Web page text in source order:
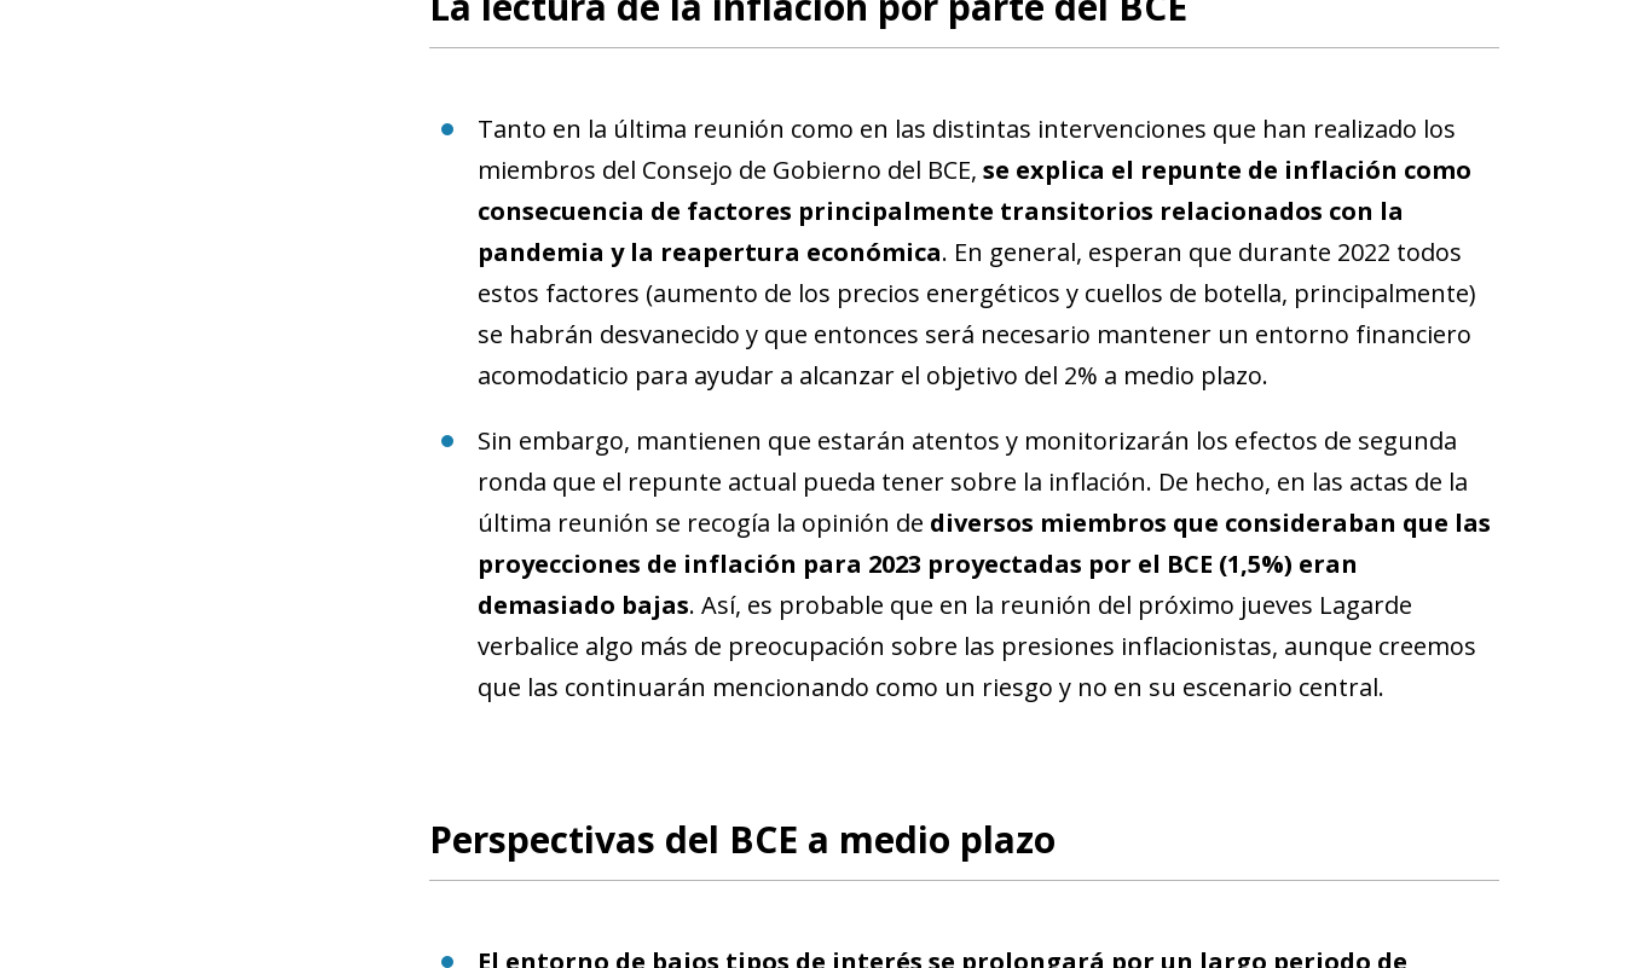
Tanto en la última reunión como en las distintas intervenciones que han realizado los
miembros del Consejo de Gobierno del BCE, se explica el repunte de inflación como
consecuencia de factores principalmente transitorios relacionados con la
pandemia y la reapertura económica. En general, esperan que durante 2022 todos
estos factores (aumento de los precios energéticos y cuellos de botella, principalmente)
se habrán desvanecido y que entonces será necesario mantener un entorno financiero
acomodaticio para ayudar a alcanzar el objetivo del 2% a medio plazo.
Sin embargo, mantienen que estarán atentos y monitorizarán los efectos de segunda
ronda que el repunte actual pueda tener sobre la inflación. De hecho, en las actas de la
última reunión se recogía la opinión de diversos miembros que consideraban que las
proyecciones de inflación para 2023 proyectadas por el BCE (1,5%) eran
demasiado bajas. Así, es probable que en la reunión del próximo jueves Lagarde
verbalice algo más de preocupación sobre las presiones inflacionistas, aunque creemos
que las continuarán mencionando como un riesgo y no en su escenario central.
Perspectivas del BCE a medio plazo
El entorno de bajos tipos de interés se prolongará por un largo periodo de